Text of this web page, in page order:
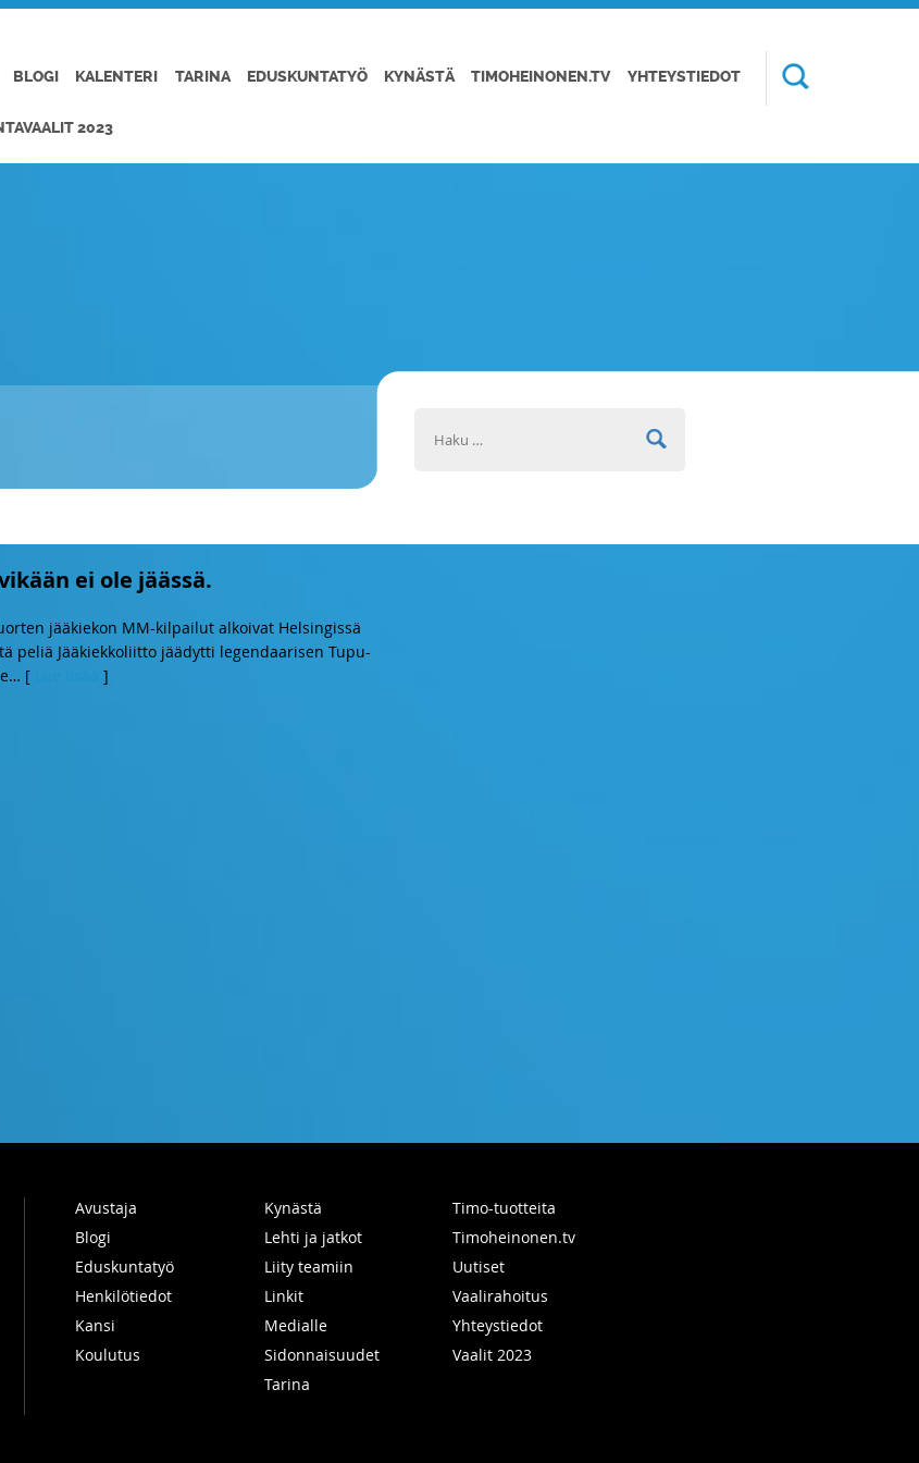
BLOGI KALENTERI TARINA EDUSKUNTATYÖ KYNÄSTÄ TIMOHEINONEN.TV YHTEYSTIEDOT
2023
ei ole jäässä.
jääkiekon MM-kilpailut alkoivat Helsingissä
peliä Jääkiekkoliitto jäädytti legendaarisen Tupu-
… [ ]
Avustaja
Blogi
Eduskuntatyö
Henkilötiedot
Kansi
Koulutus
Kynästä
Lehti ja jatkot
Liity teamiin
Linkit
Medialle
Sidonnaisuudet
Tarina
Timo-tuotteita
Timoheinonen.tv
Uutiset
Vaalirahoitus
Yhteystiedot
Vaalit 2023